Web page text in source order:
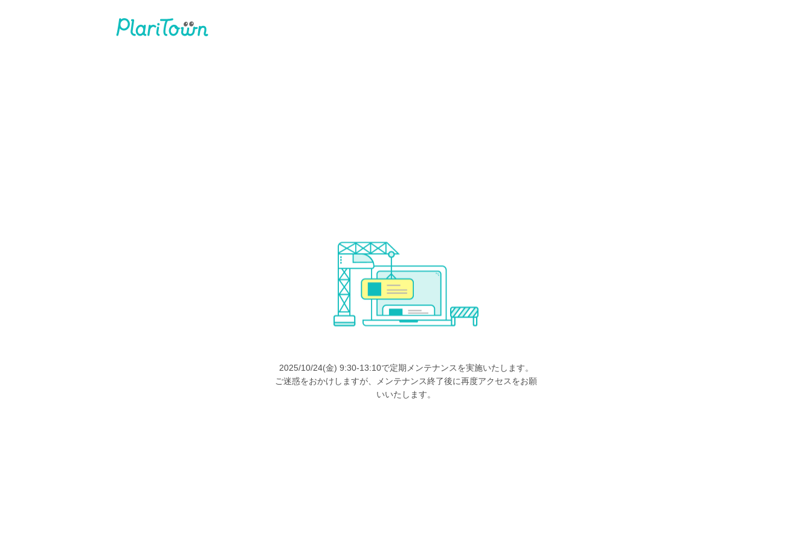
2025/10/24(金) 9:30-13:10で定期メンテナンスを実施いたします。
ご迷惑をおかけしますが、メンテナンス終了後に再度アクセスをお願
いいたします。